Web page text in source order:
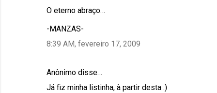
O eterno abraço…
-MANZAS-
8:39 AM, fevereiro 17, 2009
Anônimo disse…
Já fiz minha listinha, à partir desta :)